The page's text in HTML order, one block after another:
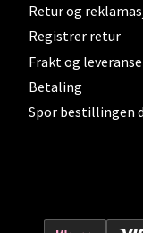
Retur og
Registrer retur
Frakt og leveranse
Betaling
Spor bestillingen
Oslo -
Vitaminveien 7
Åpent i dag 10-
0 i butikk